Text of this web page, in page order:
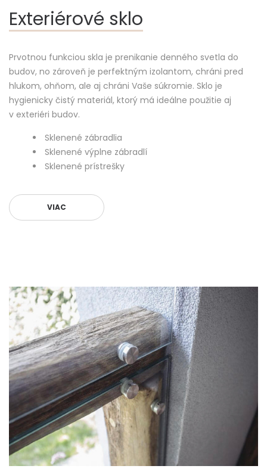
Exteriérové sklo
Prvotnou funkciou skla je prenikanie denného svetla do
budov, no zároveň je perfektným izolantom, chráni pred
hlukom, ohňom, ale aj chráni Vaše súkromie. Sklo je
hygienicky čistý materiál, ktorý má ideálne použitie aj
v exteriéri budov.
Sklenené zábradlia
Sklenené výplne zábradlí
Sklenené prístrešky
VIAC